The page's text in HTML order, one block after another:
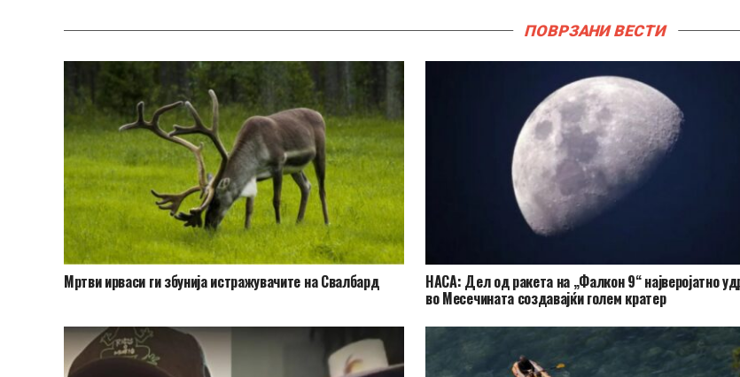
ПОВРЗАНИ ВЕСТИ
Мртви ирваси ги збунија истражувачите на Свалбард НАСА: Дел од ракета на „Фалкон 9“ најверојатно
во Месечината создавајќи голем кратер